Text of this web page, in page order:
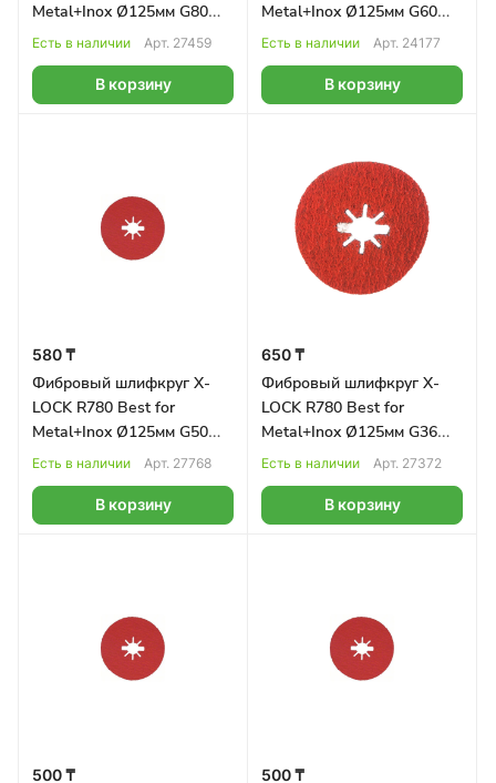
Metal+Inox Ø125мм G80
BOSCH
Есть в наличии Арт. 27459
В корзину
Metal+Inox Ø125мм G60
BOSCH
Есть в наличии Арт. 24177
В корзину
580 ₸
Фибровый шлифкруг X-
LOCK R780 Best for
Metal+Inox Ø125мм G50
BOSCH
Есть в наличии Арт. 27768
В корзину
650 ₸
Фибровый шлифкруг X-
LOCK R780 Best for
Metal+Inox Ø125мм G36
BOSCH
Есть в наличии Арт. 27372
В корзину
500 ₸ 500 ₸